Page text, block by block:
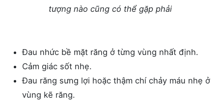
tượng nào cũng có thể gặp phải
Đau nhức bề mặt răng ở từng vùng nhất định.
Cảm giác sốt nhẹ.
Đau răng sưng lợi hoặc thậm chí chảy máu nhẹ ở
vùng kẽ răng.